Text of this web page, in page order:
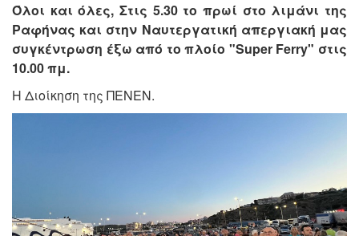
Όλοι και όλες, Στις 5.30 το πρωί στο λιμάνι της
Ραφήνας και στην Ναυτεργατική απεργιακή μας
συγκέντρωση έξω από το πλοίο "Super Ferry" στις
10.00 πμ.
Η Διοίκηση της ΠΕΝΕΝ.